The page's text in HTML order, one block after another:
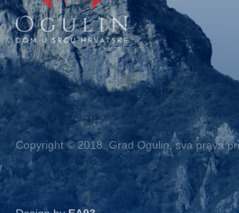
Copyright © 2018. Grad Ogulin, sva prava
Design by EA93